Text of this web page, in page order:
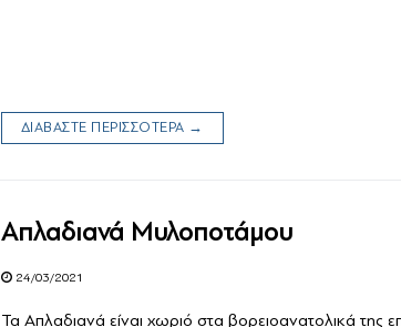
ΔΙΑΒΑΣΤΕ ΠΕΡΙΣΣΟΤΕΡΑ →
Απλαδιανά Μυλοποτάμου
24/03/2021
Τα Απλαδιανά είναι χωριό στα βορειοανατολικά